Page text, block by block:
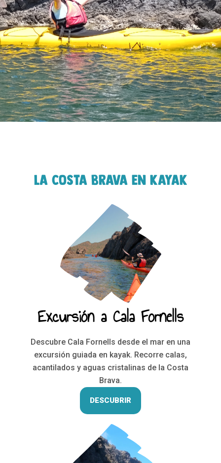
La Costa Brava en kayak
Excursión a Cala Fornells
Descubre Cala Fornells desde el mar en una
excursión guiada en kayak. Recorre calas,
acantilados y aguas cristalinas de la Costa
Brava.
DESCUBRIR